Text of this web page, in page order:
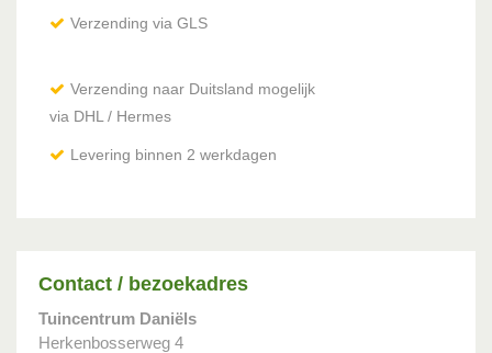
Verzending via GLS
Verzending naar Duitsland mogelijk
via DHL / Hermes
Levering binnen 2 werkdagen
Contact / bezoekadres
Tuincentrum Daniëls
Herkenbosserweg 4